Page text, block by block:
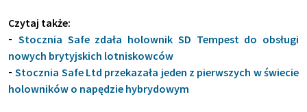
Czytaj także:
- Stocznia Safe zdała holownik SD Tempest do obsługi
nowych brytyjskich lotniskowców
-Stocznia Safe Ltd przekazała jeden z pierwszych w świecie
holowników o napędzie hybrydowym